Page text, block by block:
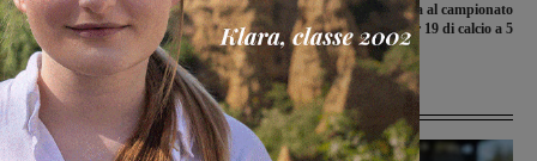
Unomaglia Valdarninsiene corsara,
espugnata la Baia del marinaio
Il 21 febbraio il via al campionato
under 19 di calcio a 5
Ultime Notizie